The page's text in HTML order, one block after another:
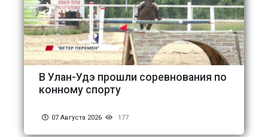
В Улан-Удэ прошли соревнования по
конному спорту
07 Августа 2026 177